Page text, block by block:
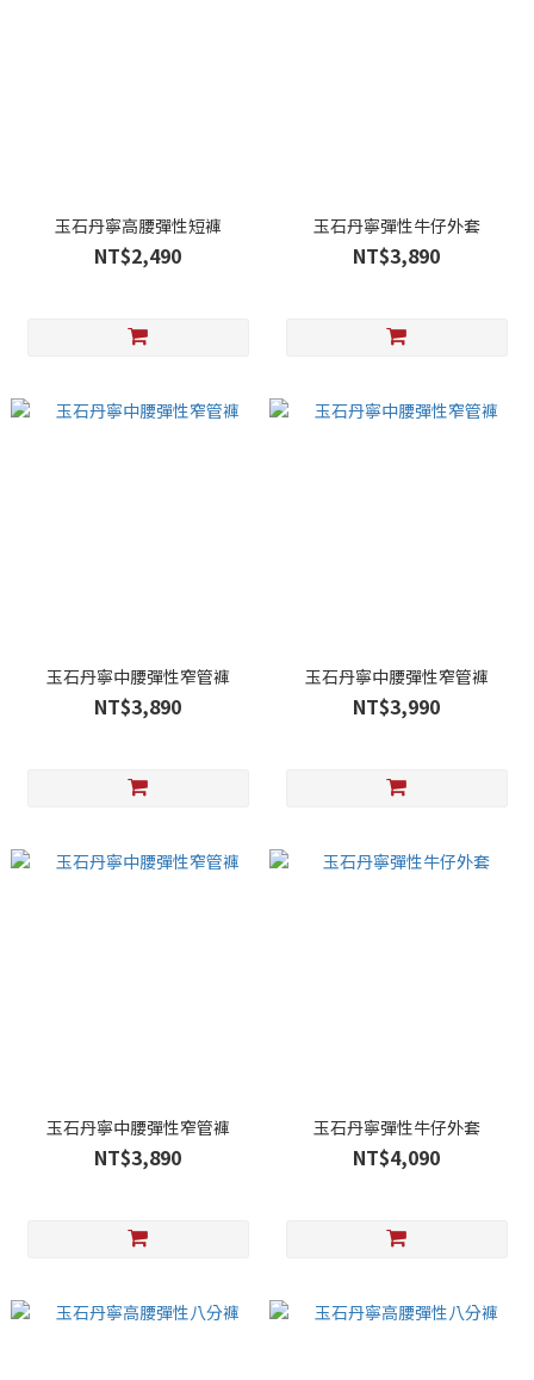
玉石丹寧高腰彈性短褲
NT$2,490
玉石丹寧彈性牛仔外套
NT$3,890
玉石丹寧中腰彈性窄管褲
NT$3,890
玉石丹寧中腰彈性窄管褲
NT$3,990
玉石丹寧中腰彈性窄管褲
NT$3,890
玉石丹寧彈性牛仔外套
NT$4,090